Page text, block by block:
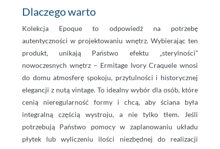
Dlaczego warto
Kolekcja Epoque to odpowiedź na potrzebę
autentyczności w projektowaniu wnętrz. Wybierając ten
produkt, unikają Państwo efektu „sterylności”
nowoczesnych wnętrz – Ermitage Ivory Craquele wnosi
do domu atmosferę spokoju, przytulności i historycznej
elegancji z nutą vintage. To idealny wybór dla osób, które
cenią nieregularność formy i chcą, aby ściana była
integralną częścią wystroju, a nie tylko tłem. Jeśli
potrzebują Państwo pomocy w zaplanowaniu układu
płytek lub wyliczeniu ilości niezbędnej do realizacji